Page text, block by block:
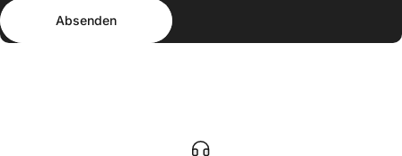
Absenden
Absenden